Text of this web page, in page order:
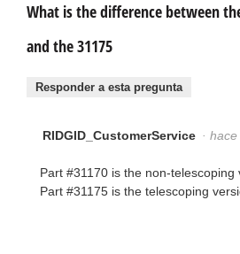
What is the difference between
and the 31175
Responder a esta pregunta
RIDGID_CustomerService ·
Part #31170 is the non-telescoping
Part #31175 is the telescoping